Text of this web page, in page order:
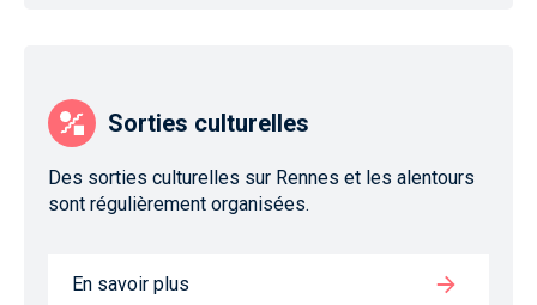
Sorties culturelles
Des sorties culturelles sur Rennes et les alentours
sont régulièrement organisées.
En savoir plus